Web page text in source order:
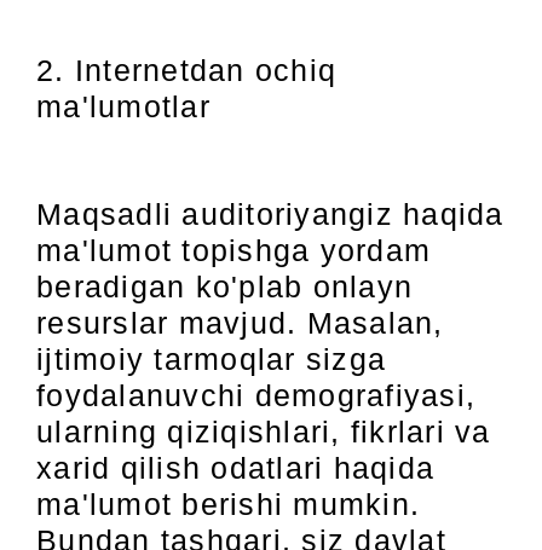
2. Internetdan ochiq
ma'lumotlar
Maqsadli auditoriyangiz haqida
ma'lumot topishga yordam
beradigan ko'plab onlayn
resurslar mavjud. Masalan,
ijtimoiy tarmoqlar sizga
foydalanuvchi demografiyasi,
ularning qiziqishlari, fikrlari va
xarid qilish odatlari haqida
ma'lumot berishi mumkin.
Bundan tashqari, siz davlat